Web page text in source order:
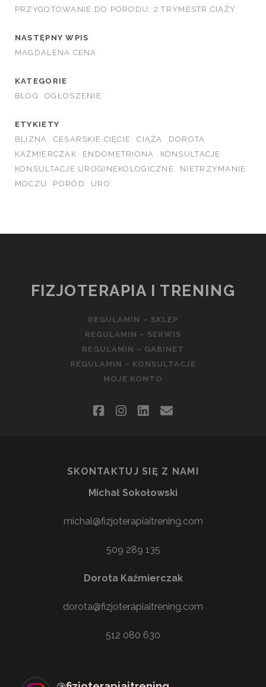
PRZYGOTOWANIE DO PORODU: 2 TRYMESTR CIĄŻY
NASTĘPNY WPIS
MAGDALENA CENA
KATEGORIE
BLOG
OGŁOSZENIE
ETYKIETY
BLIZNA
CESARSKIE CIĘCIE CIĄŻA
DOROTA
KAŹMIERCZAK
ENDOMETRIONA
KONSULTACJE
KONSULTACJE UROGINEKOLOGICZNE
NIETRZYMANIE
MOCZU
PORÓD URO
FIZJOTERAPIA I TRENING
REGULAMIN – SKLEP
REGULAMIN – SERWIS
REGULAMIN – GABINET
REGULAMIN – KONSULTACJE
MOJE KONTO
facebookinstagram
linkedin
email
SKONTAKTUJ SIĘ Z NAMI
Michał Sokołowski
michal@fizjoterapiaitrening.com
509 289 135
Dorota Kaźmierczak
dorota@fizjoterapiaitrening.com
512 080 630